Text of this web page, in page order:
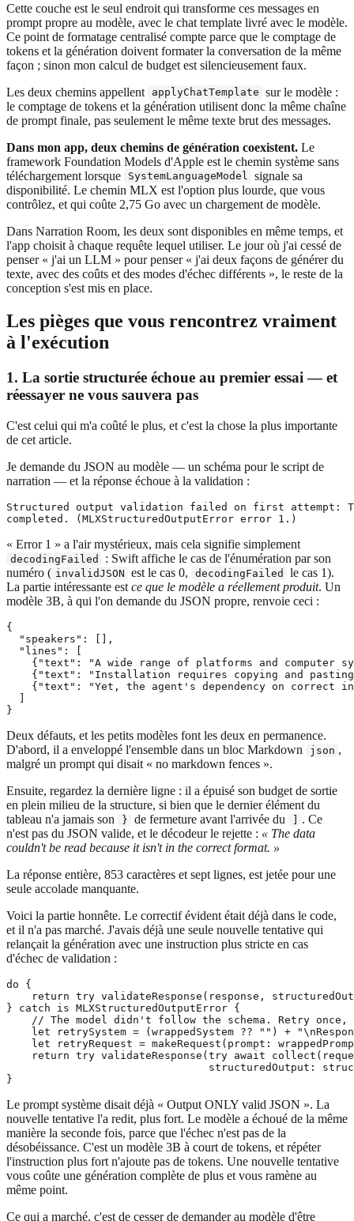
Cette couche est le seul endroit qui transforme ces messages en
prompt propre au modèle, avec le chat template livré avec le modèle.
Ce point de formatage centralisé compte parce que le comptage de
tokens et la génération doivent formater la conversation de la même
façon ; sinon mon calcul de budget est silencieusement faux.
Les deux chemins appellent
applyChatTemplate sur le modèle :
le comptage de tokens et la génération utilisent donc la même chaîne
de prompt finale, pas seulement le même texte brut des messages.
Dans mon app, deux chemins de génération coexistent. Le
framework Foundation Models d'Apple est le chemin système sans
téléchargement lorsque
SystemLanguageModel signale sa
disponibilité. Le chemin MLX est l'option plus lourde, que vous
contrôlez, et qui coûte 2,75 Go avec un chargement de modèle.
Dans Narration Room, les deux sont disponibles en même temps, et
l'app choisit à chaque requête lequel utiliser. Le jour où j'ai cessé de
penser « j'ai un LLM » pour penser « j'ai deux façons de générer du
texte, avec des coûts et des modes d'échec différents », le reste de la
conception s'est mis en place.
Les pièges que vous rencontrez vraiment
à l'exécution
1. La sortie structurée échoue au premier essai — et
réessayer ne vous sauvera pas
C'est celui qui m'a coûté le plus, et c'est la chose la plus importante
de cet article.
Je demande du JSON au modèle — un schéma pour le script de
narration — et la réponse échoue à la validation :
Structured output validation failed on first attempt:
« Error 1 » a l'air mystérieux, mais cela signifie simplement
decodingFailed
: Swift affiche le cas de l'énumération par son
numéro ( invalidJSON est le cas 0, decodingFailed
le cas 1).
La partie intéressante est ce que le modèle a réellement produit. Un
modèle 3B, à qui l'on demande du JSON propre, renvoie ceci :
{
  "speakers": [],
  "lines": [
{"text": "A wide range of platforms and computer
{"text": "Installation requires copying and
{"text": "Yet, the agent's dependency on correct
Deux défauts, et les petits modèles font les deux en permanence.
D'abord, il a enveloppé l'ensemble dans un bloc Markdown
json ,
malgré un prompt qui disait « no markdown fences ».
Ensuite, regardez la dernière ligne : il a épuisé son budget de sortie
en plein milieu de la structure, si bien que le dernier élément du
tableau n'a jamais son
} de fermeture avant l'arrivée du
. Ce
n'est pas du JSON valide, et le décodeur le rejette : « The data
couldn't be read because it isn't in the correct format. »
La réponse entière, 853 caractères et sept lignes, est jetée pour une
seule accolade manquante.
Voici la partie honnête. Le correctif évident était déjà dans le code,
et il n'a pas marché. J'avais déjà une seule nouvelle tentative qui
relançait la génération avec une instruction plus stricte en cas
d'échec de validation :
do {
return try validateResponse(response,
} catch is MLXStructuredOutputError {
// The model didn't follow the schema. Retry once,
let retrySystem = (wrappedSystem ?? "") +
let retryRequest = makeRequest(prompt:
return try validateResponse(try await
structuredOutput:
Le prompt système disait déjà « Output ONLY valid JSON ». La
nouvelle tentative l'a redit, plus fort. Le modèle a échoué de la même
manière la seconde fois, parce que l'échec n'est pas de la
désobéissance. C'est un modèle 3B à court de tokens, et répéter
l'instruction plus fort n'ajoute pas de tokens. Une nouvelle tentative
vous coûte une génération complète de plus et vous ramène au
même point.
Ce qui a marché, c'est de cesser de demander au modèle d'être